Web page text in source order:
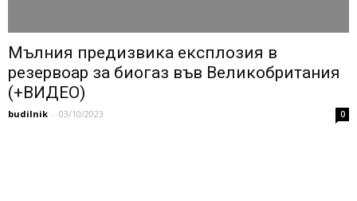
Мълния предизвика експлозия в
резeрвоар за биогаз във Великобритания
(+ВИДЕО)
budilnik - 03/10/2023 0